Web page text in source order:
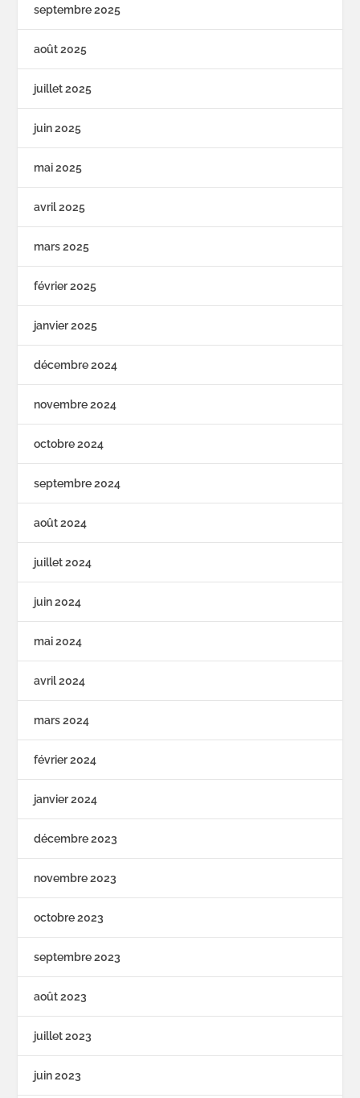
septembre 2025
août 2025
juillet 2025
juin 2025
mai 2025
avril 2025
mars 2025
février 2025
janvier 2025
décembre 2024
novembre 2024
octobre 2024
septembre 2024
août 2024
juillet 2024
juin 2024
mai 2024
avril 2024
mars 2024
février 2024
janvier 2024
décembre 2023
novembre 2023
octobre 2023
septembre 2023
août 2023
juillet 2023
juin 2023